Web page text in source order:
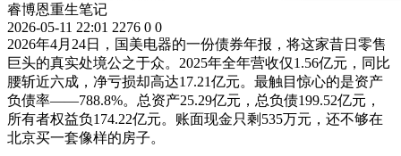
睿博恩重生笔记
2026-05-11 22:01 2276 0 0
2026年4月24日，国美电器的一份债券年报，将这家昔日零售
巨头的真实处境公之于众。2025年全年营收仅1.56亿元，同比
腰斩近六成，净亏损却高达17.21亿元。最触目惊心的是资产
负债率——788.8%。总资产25.29亿元，总负债199.52亿元，
所有者权益负174.22亿元。账面现金只剩535万元，还不够在
北京买一套像样的房子。